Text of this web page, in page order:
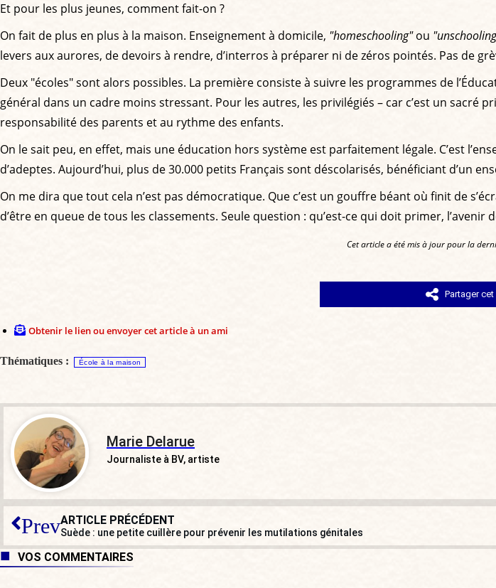
Et pour les plus jeunes, comment fait-on ?
On fait de plus en plus à la maison. Enseignement à domicile, "homeschooling"ou
levers aux aurores, de devoirs à rendre, d’interros à préparer ni de zéros pointés. Pas de
Deux "écoles" sont alors possibles. La première consiste à suivre les programmes de
général dans un cadre moins stressant. Pour les autres, les privilégiés – car c’est un sacré
responsabilité des parents et au rythme des enfants.
On le sait peu, en effet, mais une éducation hors système est parfaitement légale. C’est
d’adeptes. Aujourd’hui, plus de 30.000 petits Français sont déscolarisés, bénéficiant d’un
On me dira que tout cela n’est pas démocratique. Que c’est un gouffre béant où finit de
d’être en queue de tous les classements. Seule question : qu’est-ce qui doit primer, l’avenir
Cet article a été mis à jour pour la
Partager
Obtenir le lien ou envoyer cet article à un ami
Thématiques : École à la maison
Marie Delarue
Journaliste à BV, artiste
PrevARTICLE PRÉCÉDENT
Suède : une petite cuillère pour prévenir les mutilations génitales
VOS COMMENTAIRES